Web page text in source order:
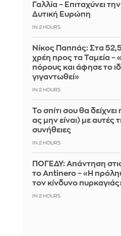
Γαλλία – Επιταχύνει
Δυτική Ευρώπη
IN 2 HOURS
Νίκος Παππάς: Στα
χρέη προς τα Ταμεία –
πόρους και άφησε το
γιγαντωθεί»
IN 2 HOURS
Το σπίτι σου θα
ας μην είναι) με αυτές
συνήθειες
IN 2 HOURS
ΠΟΓΕΔΥ: Απάντηση στις
το Antinero – «Η
τον κίνδυνο
IN 2 HOURS